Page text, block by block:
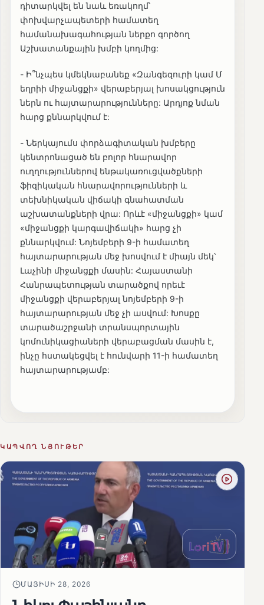
դիտարկվել են նաև եռակողմ՝
փոխվարչապետերի համատեղ
համանախագահության ներքո գործող
Աշխատանքային խմբի կողմից:
- Ի՞նչպես կմեկնաբանեք «Զանգեզուրի կամ Մ
եղրիի միջանցքի» վերաբերյալ խոսակցություն
ներն ու հայտարարությունները: Արդյոք նման
հարց քննարկվում է:
- Ներկայումս փորձագիտական խմբերը
կենտրոնացած են բոլոր հնարավոր
ուղղություններով ենթակառուցվածքների
ֆիզիկական հնարավորությունների և
տեխնիկական վիճակի գնահատման
աշխատանքների վրա: Որևէ «միջանցքի» կամ
«միջանցքի կարգավիճակի» հարց չի
քննարկվում: Նոյեմբերի 9-ի համատեղ
հայտարարության մեջ խոսվում է միայն մեկ՝
Լաչինի միջանցքի մասին: Հայաստանի
Հանրապետության տարածքով որեւէ
միջանցքի վերաբերյալ նոյեմբերի 9-ի
հայտարարության մեջ չի ասվում: Խոսքը
տարածաշրջանի տրանսպորտային
կոմունիկացիաների վերաբացման մասին է,
ինչը հստակեցվել է հունվարի 11-ի համատեղ
հայտարարությամբ:
ԿԱՊՎՈՂ ՆՅՈՒԹԵՐ
ՄԱՅԻՍԻ 28, 2026